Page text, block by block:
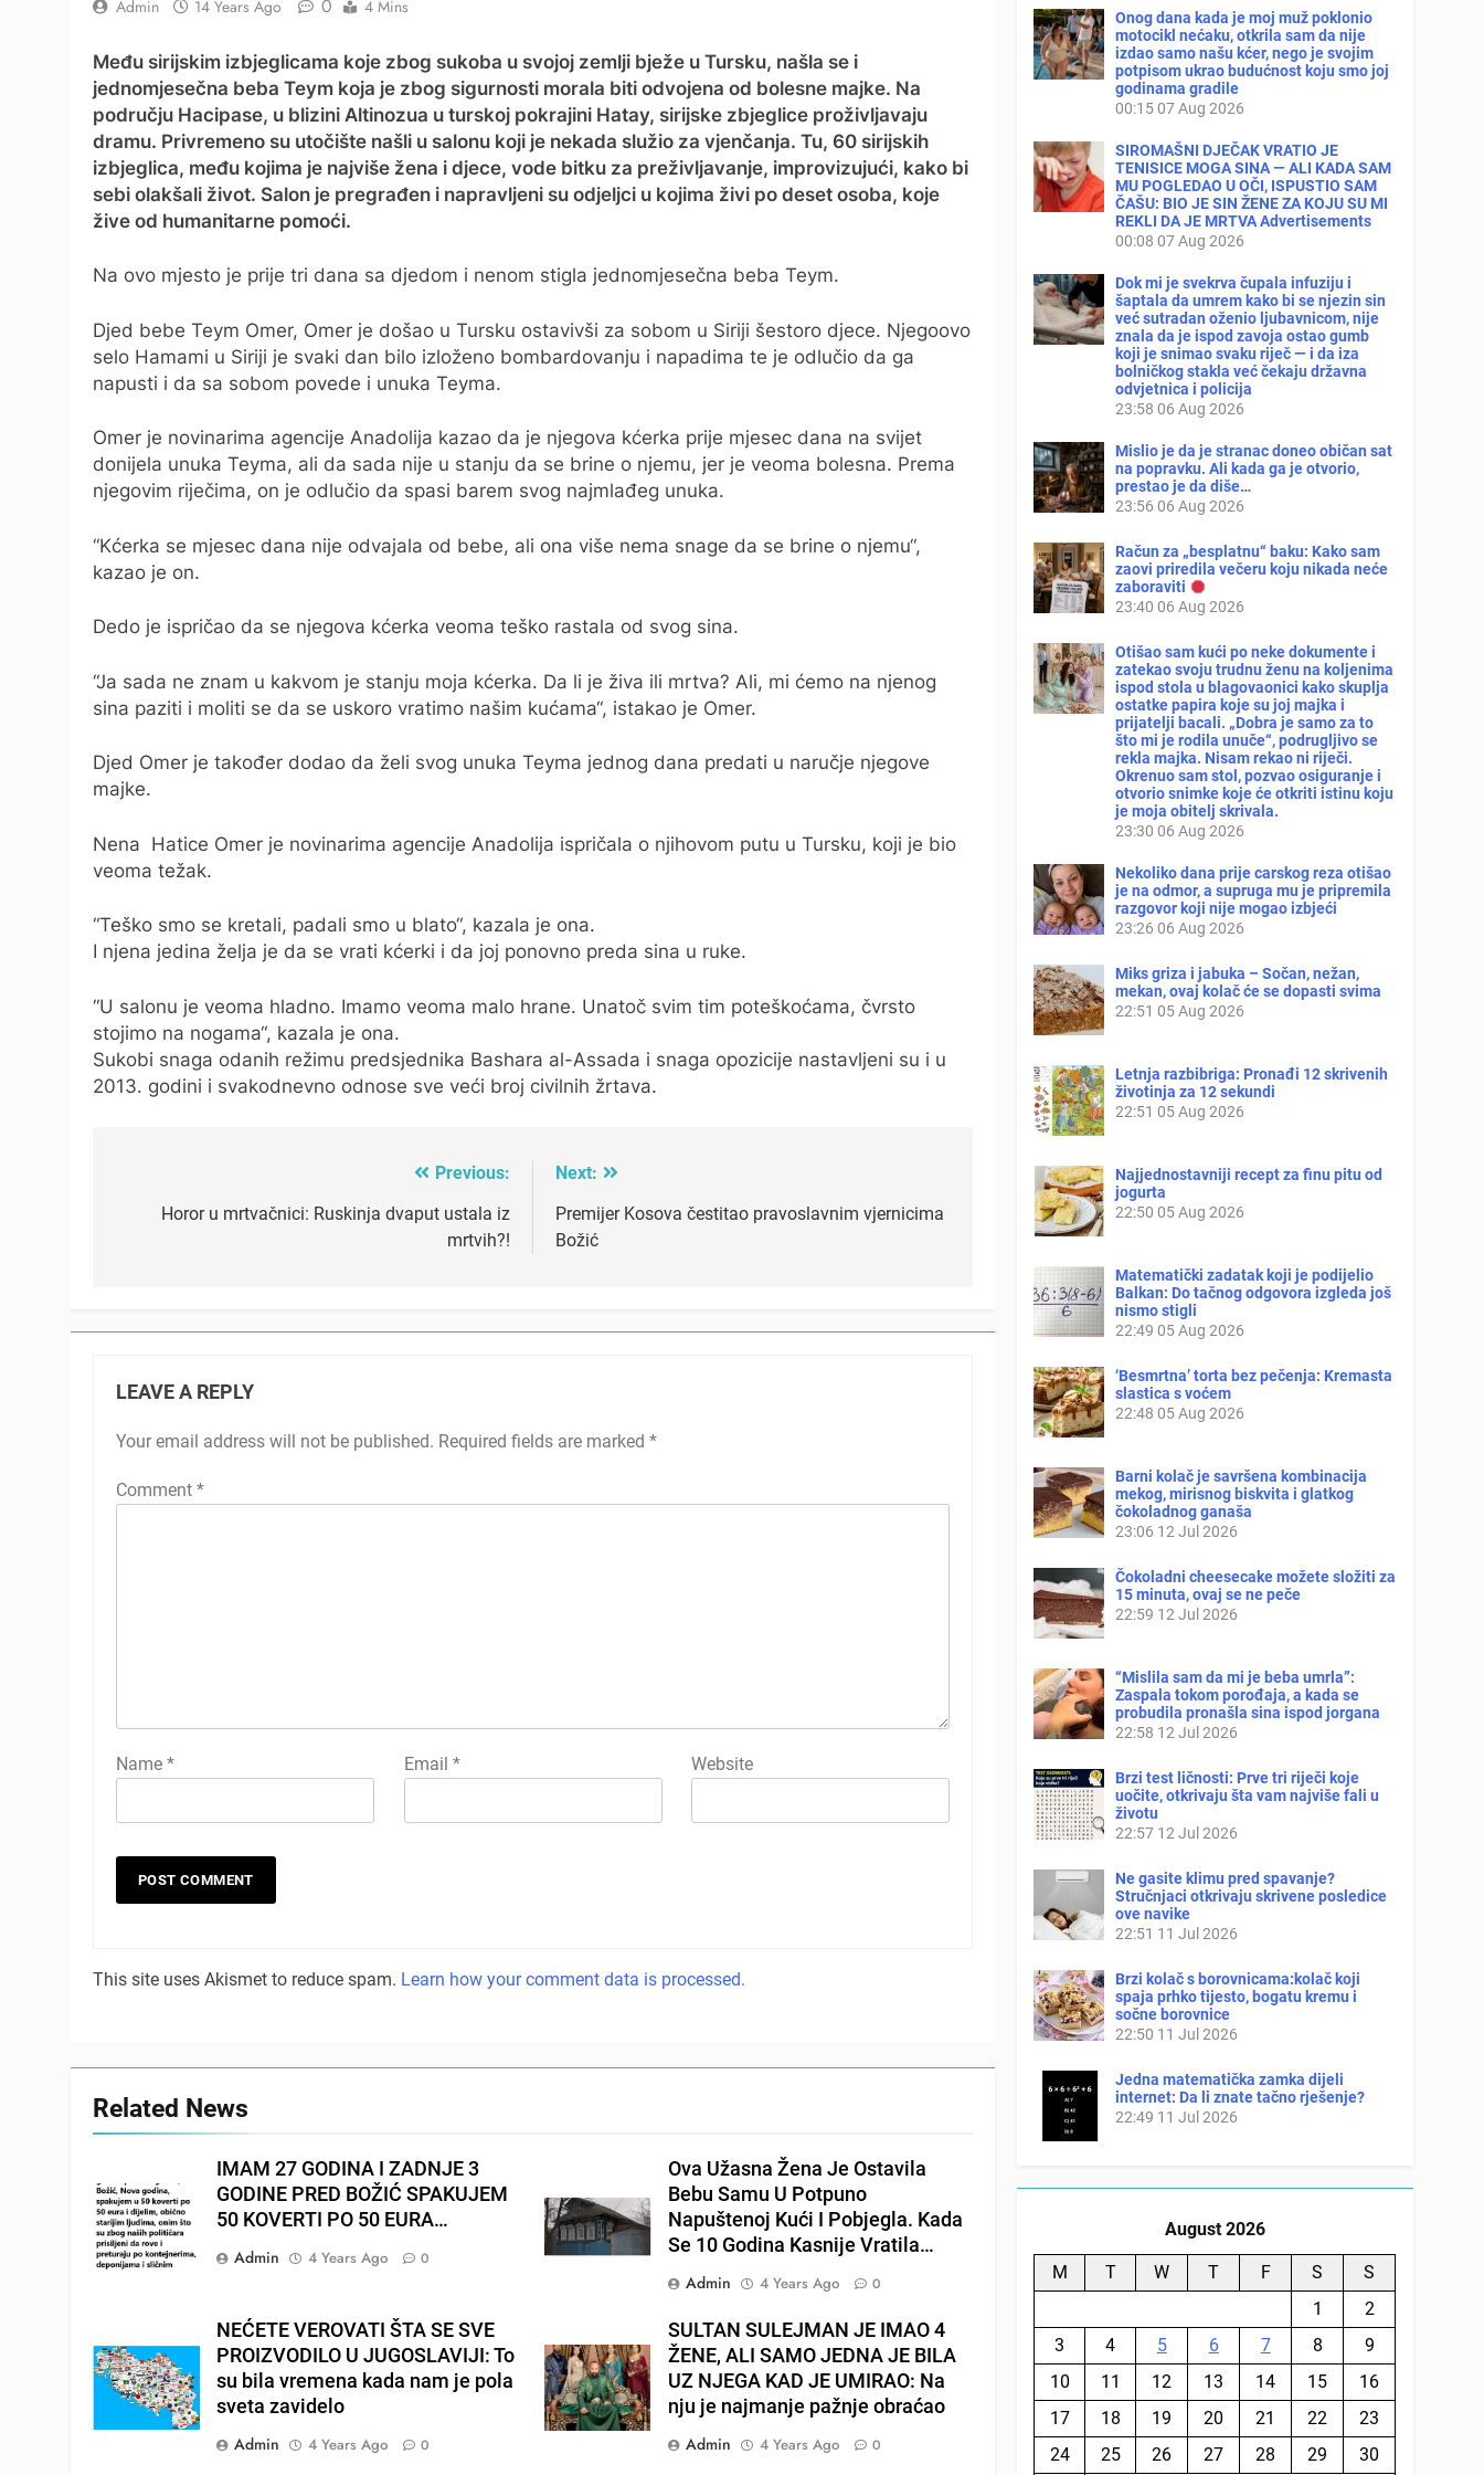
Admin 14 Years Ago 0 4 Mins
Među sirijskim izbjeglicama koje zbog sukoba u svojoj zemlji bježe u Tursku, našla se i
jednomjesečna beba Teym koja je zbog sigurnosti morala biti odvojena od bolesne majke. Na
području Hacipase, u blizini Altinozua u turskoj pokrajini Hatay, sirijske zbjeglice proživljavaju
dramu. Privremeno su utočište našli u salonu koji je nekada služio za vjenčanja. Tu, 60 sirijskih
izbjeglica, među kojima je najviše žena i djece, vode bitku za preživljavanje, improvizujući, kako bi
sebi olakšali život. Salon je pregrađen i napravljeni su odjeljci u kojima živi po deset osoba, koje
žive od humanitarne pomoći.
Na ovo mjesto je prije tri dana sa djedom i nenom stigla jednomjesečna beba Teym.
Djed bebe Teym Omer, Omer je došao u Tursku ostavivši za sobom u Siriji šestoro djece. Njegoovo
selo Hamami u Siriji je svaki dan bilo izloženo bombardovanju i napadima te je odlučio da ga
napusti i da sa sobom povede i unuka Teyma.
Omer je novinarima agencije Anadolija kazao da je njegova kćerka prije mjesec dana na svijet
donijela unuka Teyma, ali da sada nije u stanju da se brine o njemu, jer je veoma bolesna. Prema
njegovim riječima, on je odlučio da spasi barem svog najmlađeg unuka.
“Kćerka se mjesec dana nije odvajala od bebe, ali ona više nema snage da se brine o njemu“,
kazao je on.
Dedo je ispričao da se njegova kćerka veoma teško rastala od svog sina.
“Ja sada ne znam u kakvom je stanju moja kćerka. Da li je živa ili mrtva? Ali, mi ćemo na njenog
sina paziti i moliti se da se uskoro vratimo našim kućama“, istakao je Omer.
Djed Omer je također dodao da želi svog unuka Teyma jednog dana predati u naručje njegove
majke.
Nena Hatice Omer je novinarima agencije Anadolija ispričala o njihovom putu u Tursku, koji je bio
veoma težak.
“Teško smo se kretali, padali smo u blato“, kazala je ona.
I njena jedina želja je da se vrati kćerki i da joj ponovno preda sina u ruke.
“U salonu je veoma hladno. Imamo veoma malo hrane. Unatoč svim tim poteškoćama, čvrsto
stojimo na nogama“, kazala je ona.
Sukobi snaga odanih režimu predsjednika Bashara al-Assada i snaga opozicije nastavljeni su i u
2013. godini i svakodnevno odnose sve veći broj civilnih žrtava.
navigation
Previous:
Horor u mrtvačnici: Ruskinja dvaput ustala iz
mrtvih?!
Next:
Premijer Kosova čestitao pravoslavnim vjernicima
Božić
LEAVE A REPLY
Your email address will not be published. Required fields are marked *
Comment *
Name * Email * Website
This site uses Akismet to reduce spam. Learn how your comment data is processed.
Related News
IMAM 27 GODINA I ZADNJE 3
GODINE PRED BOŽIĆ SPAKUJEM
50 KOVERTI PO 50 EURA…
Admin
4 Years Ago 0
Ova Užasna Žena Je Ostavila
Bebu Samu U Potpuno
Napuštenoj Kući I Pobjegla. Kada
Se 10 Godina Kasnije Vratila…
Admin
4 Years Ago 0
NEĆETE VEROVATI ŠTA SE SVE
PROIZVODILO U JUGOSLAVIJI: To
su bila vremena kada nam je pola
sveta zavidelo
Admin
4 Years Ago 0
SULTAN SULEJMAN JE IMAO 4
ŽENE, ALI SAMO JEDNA JE BILA
UZ NJEGA KAD JE UMIRAO: Na
nju je najmanje pažnje obraćao
Admin
4 Years Ago 0
Onog dana kada je moj muž poklonio
motocikl nećaku, otkrila sam da nije
izdao samo našu kćer, nego je svojim
potpisom ukrao budućnost koju smo joj
godinama gradile
00:15 07 Aug 2026
SIROMAŠNI DJEČAK VRATIO JE
TENISICE MOGA SINA — ALI KADA SAM
MU POGLEDAO U OČI, ISPUSTIO SAM
ČAŠU: BIO JE SIN ŽENE ZA KOJU SU MI
REKLI DA JE MRTVA Advertisements
00:08 07 Aug 2026
Dok mi je svekrva čupala infuziju i
šaptala da umrem kako bi se njezin sin
već sutradan oženio ljubavnicom, nije
znala da je ispod zavoja ostao gumb
koji je snimao svaku riječ — i da iza
bolničkog stakla već čekaju državna
odvjetnica i policija
23:58 06 Aug 2026
Mislio je da je stranac doneo običan sat
na popravku. Ali kada ga je otvorio,
prestao je da diše…
23:56 06 Aug 2026
Račun za „besplatnu“ baku: Kako sam
zaovi priredila večeru koju nikada neće
zaboraviti
23:40 06 Aug 2026
Otišao sam kući po neke dokumente i
zatekao svoju trudnu ženu na koljenima
ispod stola u blagovaonici kako skuplja
ostatke papira koje su joj majka i
prijatelji bacali. „Dobra je samo za to
što mi je rodila unuče“, podrugljivo se
rekla majka. Nisam rekao ni riječi.
Okrenuo sam stol, pozvao osiguranje i
otvorio snimke koje će otkriti istinu koju
je moja obitelj skrivala.
23:30 06 Aug 2026
Nekoliko dana prije carskog reza otišao
je na odmor, a supruga mu je pripremila
razgovor koji nije mogao izbjeći
23:26 06 Aug 2026
Miks griza i jabuka – Sočan, nežan,
mekan, ovaj kolač će se dopasti svima
22:51 05 Aug 2026
Letnja razbibriga: Pronađi 12 skrivenih
životinja za 12 sekundi
22:51 05 Aug 2026
Najjednostavniji recept za finu pitu od
jogurta
22:50 05 Aug 2026
Matematički zadatak koji je podijelio
Balkan: Do tačnog odgovora izgleda još
nismo stigli
22:49 05 Aug 2026
‘Besmrtna’ torta bez pečenja: Kremasta
slastica s voćem
22:48 05 Aug 2026
Barni kolač je savršena kombinacija
mekog, mirisnog biskvita i glatkog
čokoladnog ganaša
23:06 12 Jul 2026
Čokoladni cheesecake možete složiti za
15 minuta, ovaj se ne peče
22:59 12 Jul 2026
“Mislila sam da mi je beba umrla”:
Zaspala tokom porođaja, a kada se
probudila pronašla sina ispod jorgana
22:58 12 Jul 2026
Brzi test ličnosti: Prve tri riječi koje
uočite, otkrivaju šta vam najviše fali u
životu
22:57 12 Jul 2026
Ne gasite klimu pred spavanje?
Stručnjaci otkrivaju skrivene posledice
ove navike
22:51 11 Jul 2026
Brzi kolač s borovnicama:kolač koji
spaja prhko tijesto, bogatu kremu i
sočne borovnice
22:50 11 Jul 2026
Jedna matematička zamka dijeli
internet: Da li znate tačno rješenje?
22:49 11 Jul 2026
August 2026
M T W T F S
S
1
2
3
4 5 6 7 8
9
10
11 12 13 14 15
16
17
18 19 20 21 22
23
24
25 26 27 28 29 30